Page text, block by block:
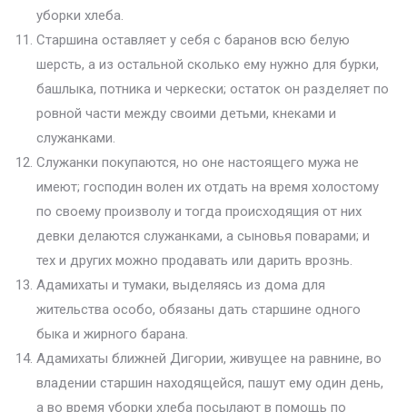
уборки хлеба.
Старшина оставляет у себя с баранов всю белую
шерсть, а из остальной сколько ему нужно для бурки,
башлыка, потника и черкески; остаток он разделяет по
ровной части между своими детьми, кнеками и
служанками.
Служанки покупаются, но оне настоящего мужа не
имеют; господин волен их отдать на время холостому
по своему произволу и тогда происходящия от них
девки делаются служанками, а сыновья поварами; и
тех и других можно продавать или дарить врознь.
Адамихаты и тумаки, выделяясь из дома для
жительства особо, обязаны дать старшине одного
быка и жирного барана.
Адамихаты ближней Дигории, живущее на равнине, во
владении старшин находящейся, пашут ему один день,
а во время уборки хлеба посылают в помощь по